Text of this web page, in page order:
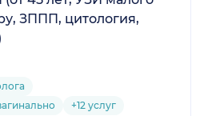
ЗППП, цитология,
+12 услуг